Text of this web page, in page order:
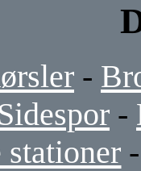
-
-
stationer